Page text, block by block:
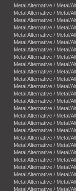
Metal Alternative / Metal/
Metal Alternative / Metal/
Metal Alternative / Metal/
Metal Alternative / Metal/
Metal Alternative / Metal/
Metal Alternative / Metal/
Metal Alternative / Metal/
Metal Alternative / Metal/
Metal Alternative / Metal/
Metal Alternative / Metal/
Metal Alternative / Metal/
Metal Alternative / Metal/
Metal Alternative / Metal/
Metal Alternative / Metal/
Metal Alternative / Metal/
Metal Alternative / Metal/
Metal Alternative / Metal/
Metal Alternative / Metal/
Metal Alternative / Metal/
Metal Alternative / Metal/
Metal Alternative / Metal/
Metal Alternative / Metal/
Metal Alternative / Metal/
Metal Alternative / Metal/
Metal Alternative / Metal/
Metal Alternative / Metal/